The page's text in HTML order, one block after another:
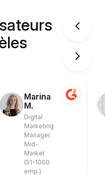
Marina
M.
Digital
Marketing
Manager
Mid-
Market
(51-1000
emp.)